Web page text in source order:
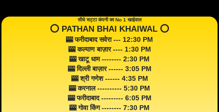
सीधे सट्टा कंपनी का No 1 खाईवाल
⭕️ PATHAN BHAI KHAIWAL ⭕️
🎰 फरीदाबाद सवेरा --- 12:30 PM
🎰 कल्याण बाज़ार ---- 1:30 PM
🎰 खाटू धाम -------- 2:30 PM
🎰 दिल्ली बाज़ार ------ 3:05 PM
🎰 श्री गणेश ------ 4:35 PM
🎰 करनाल ---------- 5:30 PM
🎰 फरीदाबाद --------- 6:05 PM
🎰 गोवा किंग -------- 7:30 PM